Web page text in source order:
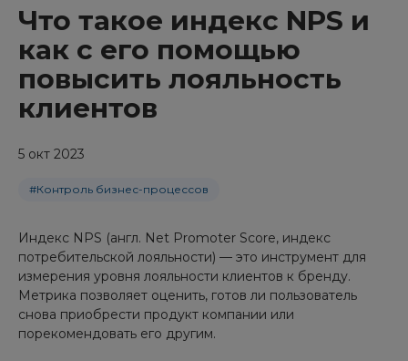
Что такое индекс NPS и
как с его помощью
повысить лояльность
клиентов
5 окт 2023
#Контроль бизнес-процессов
Индекс NPS (англ. Net Promoter Score, индекс
потребительской лояльности) — это инструмент для
измерения уровня лояльности клиентов к бренду.
Метрика позволяет оценить, готов ли пользователь
снова приобрести продукт компании или
порекомендовать его другим.